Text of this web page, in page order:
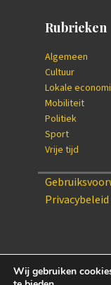
Rubrieken
Algemeen
Cultuur
Lokale
Mobiliteit
Politiek
Sport
Vrije tijd
Privacybeleid
Wij gebruiken